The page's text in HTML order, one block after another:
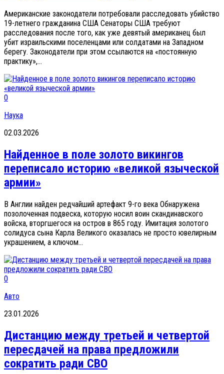
Американские законодатели потребовали расследовать убийство
19-летнего гражданина США Сенаторы США требуют
расследования после того, как уже девятый американец был
убит израильскими поселенцами или солдатами на Западном
берегу. Законодатели при этом ссылаются на «постоянную
практику»,...
0
Наука
02.03.2026
Найденное в поле золото викингов
переписало историю «великой языческой
армии»
В Англии найден редчайший артефакт 9-го века Обнаружена
позолоченная подвеска, которую носил воин скандинавского
войска, вторгшегося на остров в 865 году. Имитация золотого
солидуса сына Карла Великого оказалась не просто ювелирным
украшением, а ключом...
0
Авто
23.01.2026
Дистанцию между третьей и четвертой
пересдачей на права предложили
сократить ради СВО